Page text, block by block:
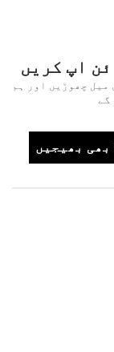
اپ کریں
میل چھوڑیں اور ہم
گے
بھیجیں